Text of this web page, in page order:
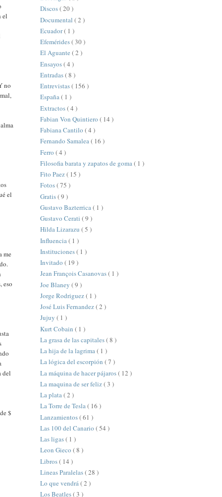
el
no
el
me
eso
del
$
Discos( 20 )
Documental ( 2 )
Ecuador( 1 )
Efemérides( 30 )
El Aguante ( 2 )
Ensayos( 4 )
Entradas( 8 )
Entrevistas( 156 )
España( 1 )
Extractos( 4 )
Fabian Von Quintiero ( 14 )
Fabiana Cantilo ( 4 )
Fernando Samalea( 16 )
Ferro ( 4 )
Filosofia barata y zapatos de goma( 1 )
Fito Paez( 15 )
Fotos( 75 )
Gratis( 9 )
Gustavo Bazterrica( 1 )
Gustavo Cerati ( 9 )
Hilda Lizarazu ( 5 )
Influencia ( 1 )
Instituciones( 1 )
Invitado ( 19 )
Jean François Casanovas( 1 )
Joe Blaney ( 9 )
Jorge Rodriguez( 1 )
José Luis Fernandez( 2 )
Jujuy ( 1 )
Kurt Cobain ( 1 )
La grasa de las capitales( 8 )
La hija de la lagrima( 1 )
La lógica del escorpión ( 7 )
La máquina de hacer pájaros( 12 )
La maquina de ser feliz( 3 )
La plata( 2 )
La Torre de Tesla( 16 )
Lanzamientos( 61 )
Las 100 del Canario ( 54 )
Las ligas( 1 )
Leon Gieco ( 8 )
Libros( 14 )
Lineas Paralelas( 28 )
Lo que vendrá( 2 )
Los Beatles( 3 )